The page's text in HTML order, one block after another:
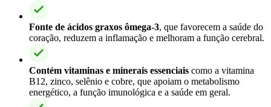
Fonte de ácidos graxos ômega-3, que favorecem a saúde do
coração, reduzem a inflamação e melhoram a função cerebral.
Contém vitaminas e minerais essenciais como a vitamina
B12, zinco, selênio e cobre, que apoiam o metabolismo
energético, a função imunológica e a saúde em geral.